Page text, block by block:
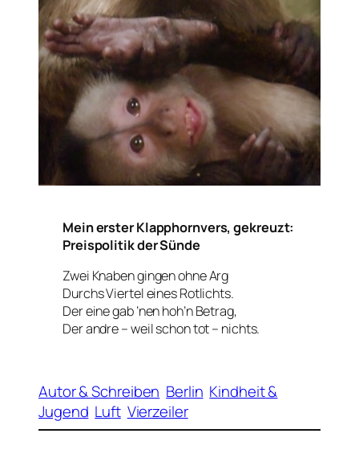
Mein erster Klapphornvers, gekreuzt:
Preispolitik der Sünde
Zwei Knaben gingen ohne Arg
Durchs Viertel eines Rotlichts.
Der eine gab ’nen hoh’n Betrag,
Der andre – weil schon tot – nichts.
Autor & Schreiben Berlin Kindheit &
Jugend Luft Vierzeiler